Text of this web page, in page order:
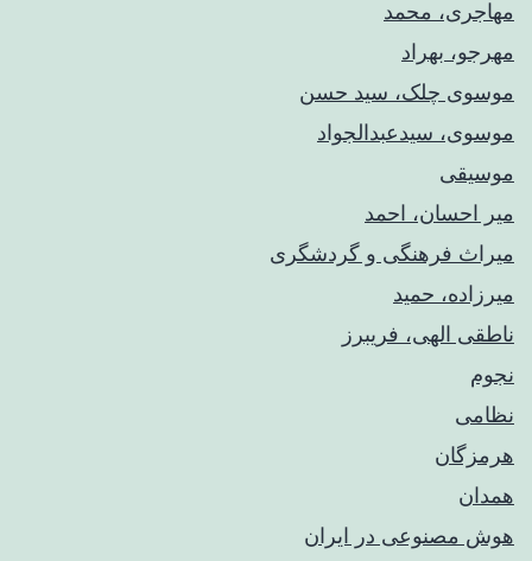
مهاجری، محمد
مهرجو، بهراد
موسوی چلک، سید حسن
موسوی، سیدعبدالجواد
موسیقی
میر احسان، احمد
میراث فرهنگی و گردشگری
میرزاده، حمید
ناطقی الهی، فریبرز
نجوم
نظامی
هرمزگان
همدان
هوش مصنوعی در ایران